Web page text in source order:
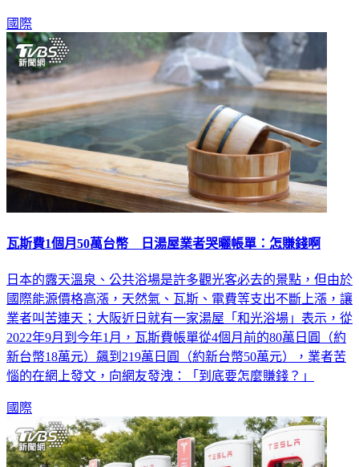
國際
瓦斯費1個月50萬台幣 日湯屋業者哭曬帳單：怎賺錢啊
日本的露天溫泉、公共浴場是許多觀光客必去的景點，但由於
國際能源價格高漲，天然氣、瓦斯、電費等支出不斷上漲，讓
業者叫苦連天；大阪近日就有一家湯屋「和光浴場」表示，從
2022年9月到今年1月，瓦斯費帳單從4個月前的80萬日圓（約
新台幣18萬元）飆到219萬日圓（約新台幣50萬元），業者苦
惱的在網上發文，向網友發洩：「到底要怎麼賺錢？」
國際